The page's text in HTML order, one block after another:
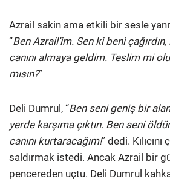
Azrail sakin ama etkili bir sesle
“Ben Azrail’im. Sen ki beni
canını almaya geldim. Teslim mi
mısın?”
Deli Dumrul, “Ben seni geniş bir
yerde karşıma çıktın. Ben seni
canını kurtaracağım!” dedi.
saldırmak istedi. Ancak Azrail bir
pencereden uçtu. Deli Dumrul